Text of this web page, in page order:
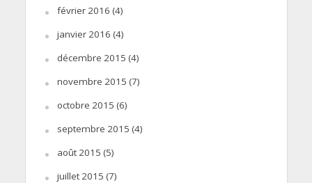
février 2016 (4)
janvier 2016 (4)
décembre 2015 (4)
novembre 2015 (7)
octobre 2015 (6)
septembre 2015 (4)
août 2015 (5)
juillet 2015 (7)